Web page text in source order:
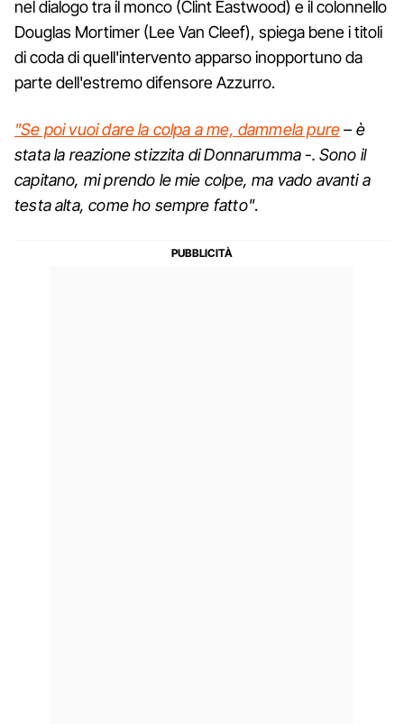
nel dialogo tra il monco (Clint Eastwood) e il colonnello
Douglas Mortimer (Lee Van Cleef), spiega bene i titoli
di coda di quell'intervento apparso inopportuno da
parte dell'estremo difensore Azzurro.
"Se poi vuoi dare la colpa a me, dammela pure– è
stata la reazione stizzita di Donnarumma -. Sono il
capitano, mi prendo le mie colpe, ma vado avanti a
testa alta, come ho sempre fatto".